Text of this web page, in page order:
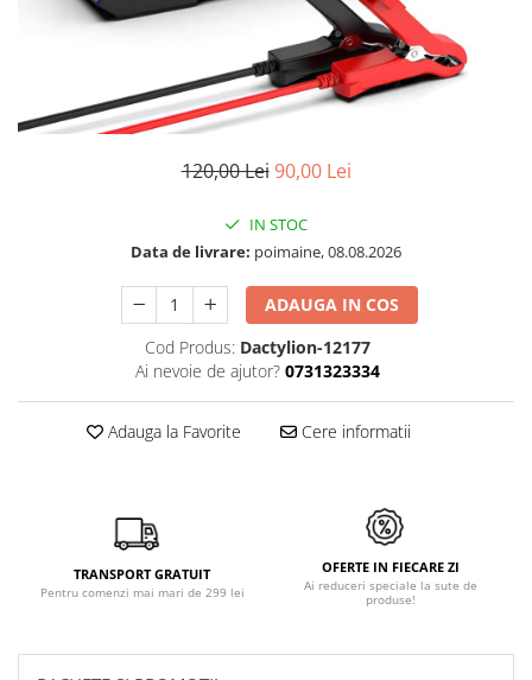
120,00 Lei 90,00 Lei
IN STOC
Data de livrare: poimaine, 08.08.2026
ADAUGA IN COS
Cod Produs: Dactylion-12177
Ai nevoie de ajutor? 0731323334
Adauga la Favorite Cere informatii
TRANSPORT GRATUIT
Pentru comenzi mai mari de 299 lei
OFERTE IN FIECARE ZI
Ai reduceri speciale la sute de
produse!